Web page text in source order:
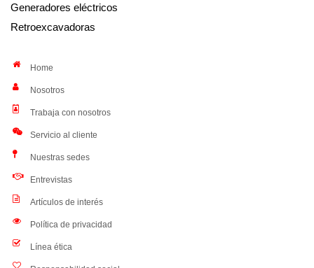
Generadores eléctricos
Retroexcavadoras
Home
Nosotros
Trabaja con nosotros
Servicio al cliente
Nuestras sedes
Entrevistas
Artículos de interés
Política de privacidad
Línea ética